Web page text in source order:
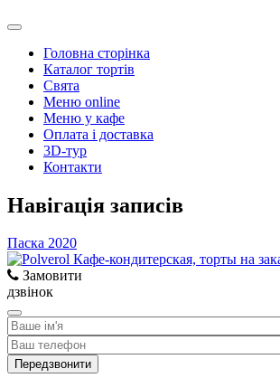
Головна сторінка
Каталог тортів
Свята
Меню online
Меню у кафе
Оплата і доставка
3D-тур
Контакти
Навігація записів
Паска 2020
Замовити
дзвінок